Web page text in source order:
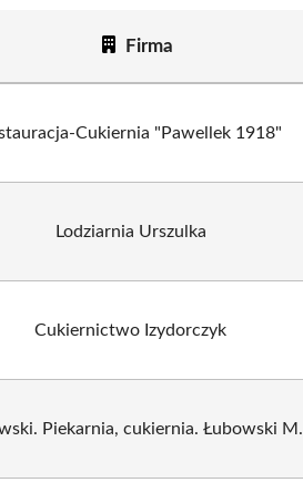
Firma
Cukiernia "Pawellek 1918"
Lodziarnia Urszulka
Cukiernictwo Izydorczyk
Piekarnia, cukiernia. Łubowski M.